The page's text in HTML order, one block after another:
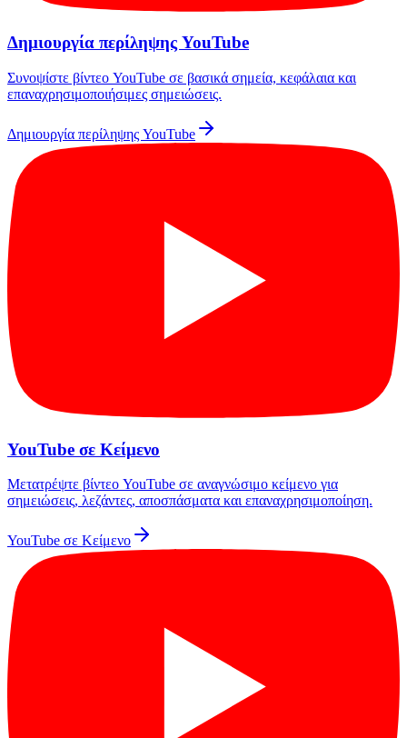
Δημιουργία περίληψης YouTube
Συνοψίστε βίντεο YouTube σε βασικά σημεία, κεφάλαια και
επαναχρησιμοποιήσιμες σημειώσεις.
Δημιουργία περίληψης YouTube
YouTube σε Κείμενο
Μετατρέψτε βίντεο YouTube σε αναγνώσιμο κείμενο για
σημειώσεις, λεζάντες, αποσπάσματα και επαναχρησιμοποίηση.
YouTube σε Κείμενο